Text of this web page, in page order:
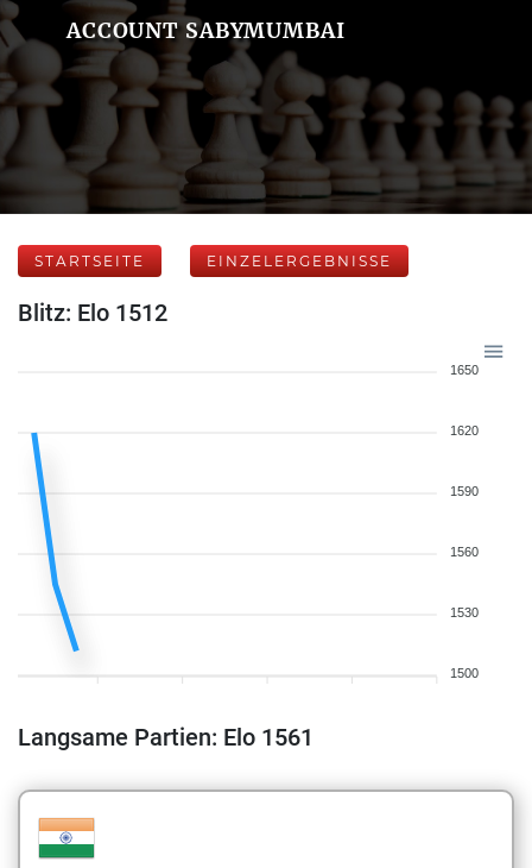
ACCOUNT SABYMUMBAI
STARTSEITE EINZELERGEBNISSE
Blitz: Elo 1512
1650
1620
1590
1560
1530
1500
Langsame Partien: Elo 1561